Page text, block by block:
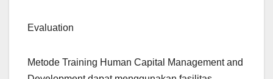
Evaluation
Metode Training Human Capital Management and